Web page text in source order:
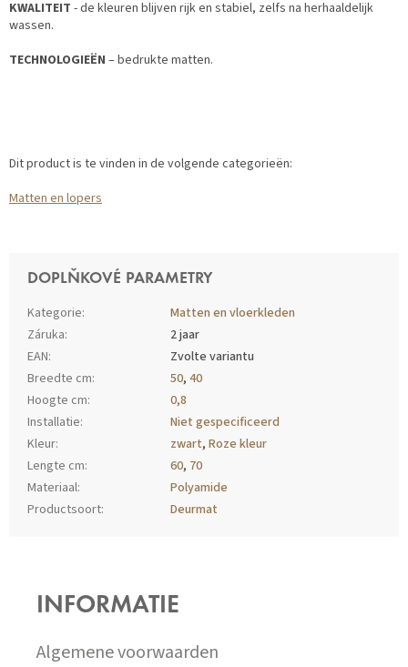
KWALITEIT - de kleuren blijven rijk en stabiel, zelfs na herhaaldelijk
wassen.
TECHNOLOGIEËN – bedrukte matten.
Dit product is te vinden in de volgende categorieën:
Matten en lopers
DOPLŇKOVÉ PARAMETRY
Kategorie:
Matten en vloerkleden
Záruka:
2 jaar
EAN:
Zvolte variantu
Breedte cm: 50, 40
Hoogte cm:
0,8
Installatie:
Niet gespecificeerd
Kleur: zwart, Roze kleur
Lengte cm: 60, 70
Materiaal:
Polyamide
Productsoort:
Deurmat
INFORMATIE
Algemene voorwaarden